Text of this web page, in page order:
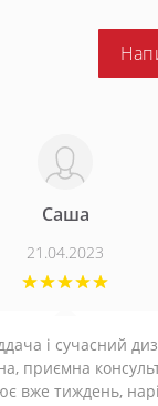
Саша
21.04.2023
і сучасний
приємна
вже тиждень,